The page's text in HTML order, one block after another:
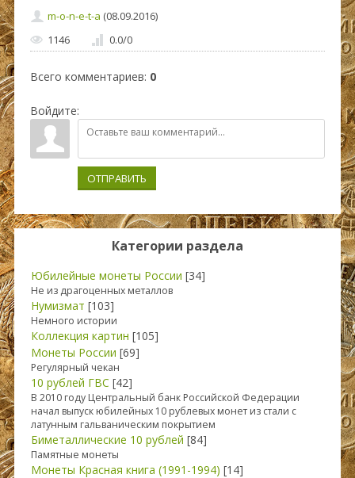
m-o-n-e-t-a (08.09.2016)
1146
0.0/0
Всего комментариев: 0
Войдите:
ОТПРАВИТЬ
Категории раздела
Юбилейные монеты России [34]
Не из драгоценных металлов
Нумизмат [103]
Немного истории
Коллекция картин [105]
Монеты России [69]
Регулярный чекан
10 рублей ГВС [42]
В 2010 году Центральный банк Российской Федерации
начал выпуск юбилейных 10 рублевых монет из стали с
латунным гальваническим покрытием
Биметаллические 10 рублей [84]
Памятные монеты
Монеты Красная книга (1991-1994) [14]